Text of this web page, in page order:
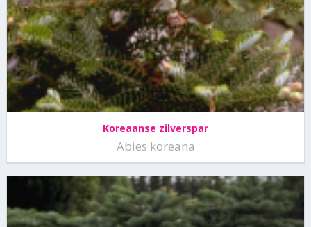
Koreaanse zilverspar
Abies koreana